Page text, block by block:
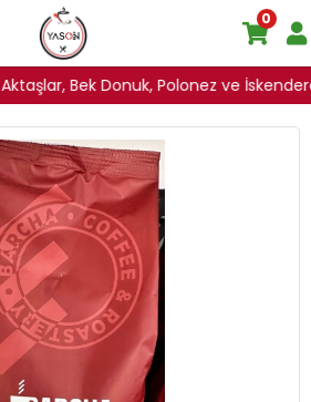
Aktaşlar, Bek Donuk, Polonez ve
0